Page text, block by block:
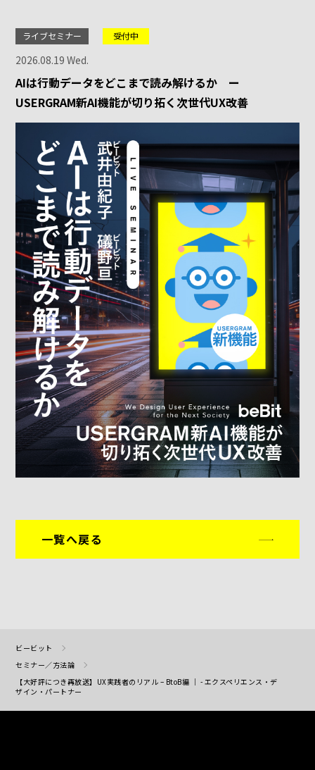
ライブセミナー 受付中
2026.08.19 Wed.
AIは行動データをどこまで読み解けるか ー
USERGRAM新AI機能が切り拓く次世代UX改善
一覧へ戻る
ビービット
セミナー／方法論
【大好評につき再放送】UX実践者のリアル – BtoB編 ｜ - エクスペリエンス・デ
ザイン・パートナー